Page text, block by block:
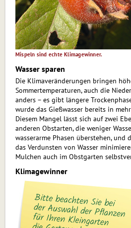
Mispeln sind echte Klimagewinner.
Wasser sparen
Die Klimaveränderungen bringen
Sommertemperaturen, auch die
anders – es gibt längere
wurde das Gießwasser bereits in
Diesem Mangel lässt sich auf zwei
anderen Obstarten, die weniger
wasserarme Phasen überstehen, und
das Verdunsten von Wasser
Mulchen auch im Obstgarten
Klimagewinner